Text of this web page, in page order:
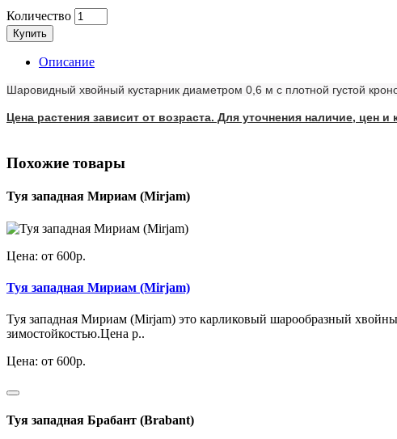
Количество
Купить
Описание
Шаровидный хвойный кустарник диаметром 0,6 м с плотной густой
Цена растения зависит от возраста. Для уточнения наличие, цен
Похожие товары
Туя западная Мириам (Mirjam)
Цена: от 600р.
Туя западная Мириам (Mirjam)
Туя западная Мириам (Mirjam) это карликовый шарообразный
зимостойкостью.Цена р..
Цена: от 600р.
Туя западная Брабант (Brabant)